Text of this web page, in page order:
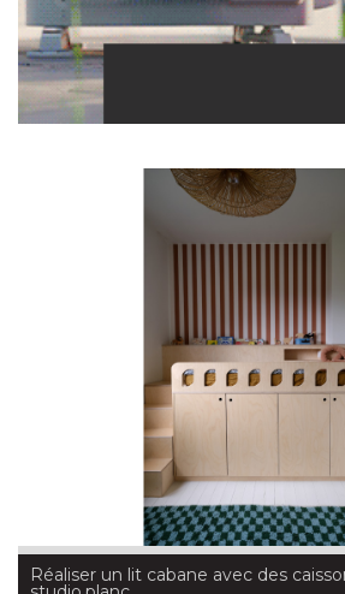
Réaliser un lit cabane avec des